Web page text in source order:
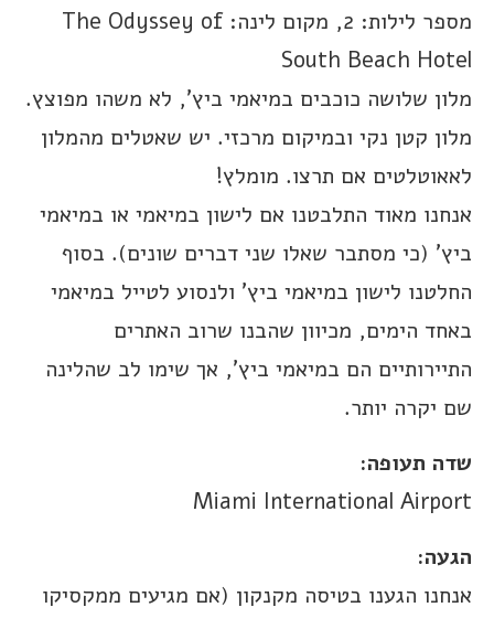
מספר לילות: 2, מקום לינה: The Odyssey of
South Beach Hotel
מלון שלושה כוכבים במיאמי ביץ’, לא משהו מפוצץ.
מלון קטן נקי ובמיקום מרכזי. יש שאטלים מהמלון
לאאוטלטים אם תרצו. מומלץ!
אנחנו מאוד התלבטנו אם לישון במיאמי או במיאמי
ביץ’ (כי מסתבר שאלו שני דברים שונים). בסוף
החלטנו לישון במיאמי ביץ’ ולנסוע לטייל במיאמי
באחד הימים, מכיוון שהבנו שרוב האתרים
התיירותיים הם במיאמי ביץ’, אך שימו לב שהלינה
שם יקרה יותר.
שדה תעופה:
Miami International Airport
הגעה:
אנחנו הגענו בטיסה מקנקון (אם מגיעים ממקסיקו